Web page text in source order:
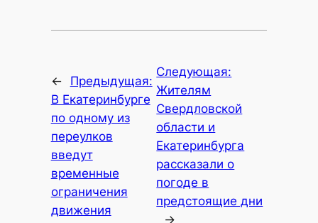
←
Предыдущая:
В Екатеринбурге
по одному из
переулков
введут
временные
ограничения
движения
Следующая:
Жителям
Свердловской
области и
Екатеринбурга
рассказали о
погоде в
предстоящие дни
→